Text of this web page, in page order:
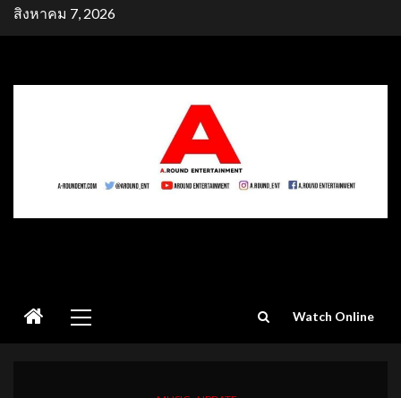
Skipสิงหาคม 7, 2026
Menu
Watch Online